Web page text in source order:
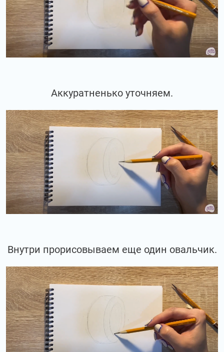
Аккуратненько уточняем.
Внутри прорисовываем еще один овальчик.